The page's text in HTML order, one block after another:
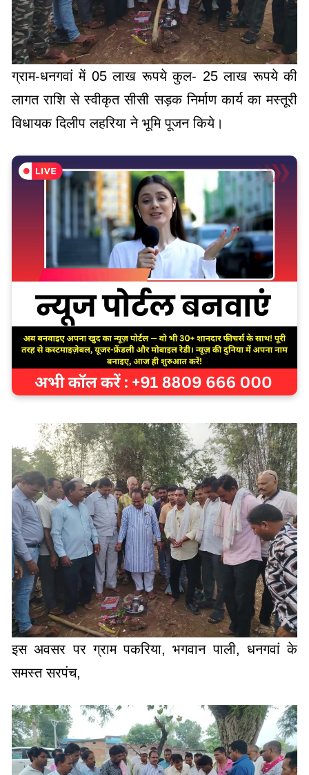
ग्राम-धनगवां में 05 लाख रूपये कुल- 25 लाख रूपये की
लागत राशि से स्वीकृत सीसी सड़क निर्माण कार्य का मस्तूरी
विधायक दिलीप लहरिया ने भूमि पूजन किये।
इस अवसर पर ग्राम पकरिया, भगवान पाली, धनगवां के
समस्त सरपंच,